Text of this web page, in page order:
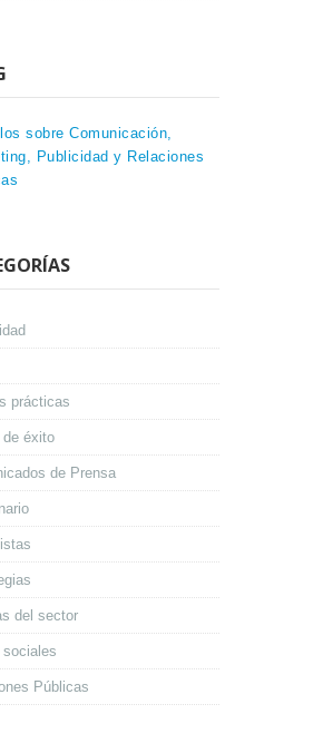
sobre Comunicación,
Publicidad y Relaciones
prácticas
éxito
de Prensa
del sector
sociales
Públicas